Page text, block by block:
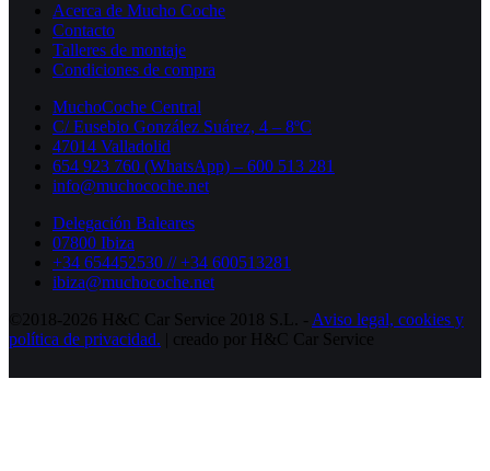
Acerca de Mucho Coche
Contacto
Talleres de montaje
Condiciones de compra
MuchoCoche Central
C/ Eusebio González Suárez, 4 – 8ºC
47014 Valladolid
654 923 760 (WhatsApp) – 600 513 281
info@muchocoche.net
Delegación Baleares
07800 Ibiza
+34 654452530 // +34 600513281
ibiza@muchocoche.net
©2018-2026 H&C Car Service 2018 S.L. - Aviso legal, cookies y
política de privacidad. | creado por H&C Car Service